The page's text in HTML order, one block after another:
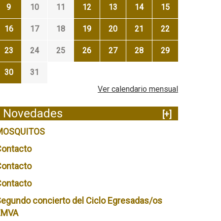
9 10 11 12 13 14 15
16 17 18 19 20 21 22
23 24 25 26 27 28 29
30
31
Ver calendario mensual
Novedades
[+]
concierto del Ciclo Egresadas/os